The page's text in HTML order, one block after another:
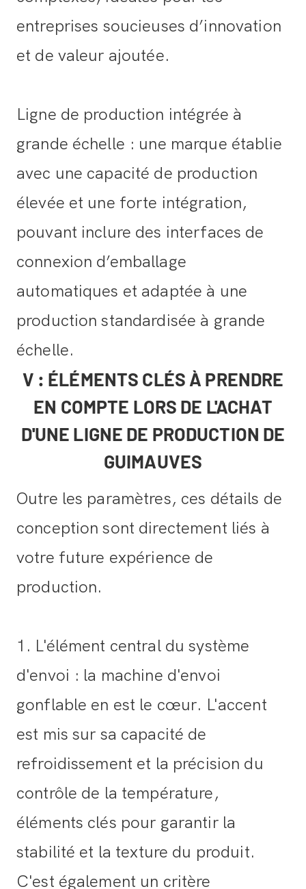
entreprises soucieuses d’innovation
et de valeur ajoutée.
Ligne de production intégrée à
grande échelle : une marque établie
avec une capacité de production
élevée et une forte intégration,
pouvant inclure des interfaces de
connexion d’emballage
automatiques et adaptée à une
production standardisée à grande
échelle.
V : ÉLÉMENTS CLÉS À PRENDRE
EN COMPTE LORS DE L'ACHAT
D'UNE LIGNE DE PRODUCTION DE
GUIMAUVES
Outre les paramètres, ces détails de
conception sont directement liés à
votre future expérience de
production.
1. L'élément central du système
d'envoi : la machine d'envoi
gonflable en est le cœur. L'accent
est mis sur sa capacité de
refroidissement et la précision du
contrôle de la température,
éléments clés pour garantir la
stabilité et la texture du produit.
C'est également un critère